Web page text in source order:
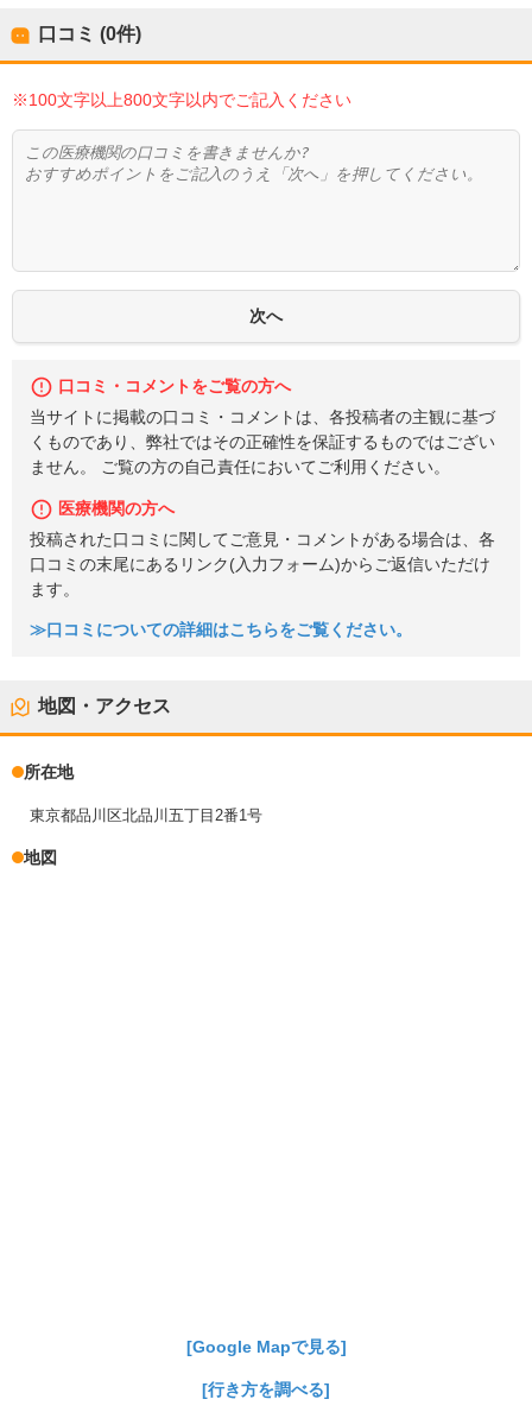
口コミ (0件)
※100文字以上800文字以内でご記入ください
口コミ・コメントをご覧の方へ
当サイトに掲載の口コミ・コメントは、各投稿者の主観に基づ
くものであり、弊社ではその正確性を保証するものではござい
ません。 ご覧の方の自己責任においてご利用ください。
医療機関の方へ
投稿された口コミに関してご意見・コメントがある場合は、各
口コミの末尾にあるリンク(入力フォーム)からご返信いただけ
ます。
≫口コミについての詳細はこちらをご覧ください。
地図・アクセス
所在地
東京都品川区北品川五丁目2番1号
地図
[Google Mapで見る]
[行き方を調べる]